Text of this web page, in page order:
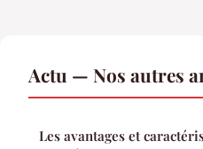
Actu — Nos autres
Les avantages et